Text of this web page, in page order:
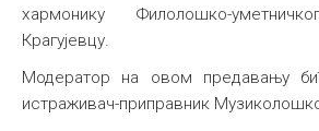
хармонику Филолошко-
Крагујевцу.
Модератор на овом предавању
истраживач-приправник